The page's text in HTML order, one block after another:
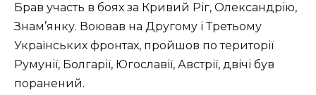
Брав участь в боях за Кривий Ріг, Олександрію,
Знам’янку. Воював на Другому і Третьому
Українських фронтах, пройшов по території
Румунії, Болгарії, Югославії, Австрії, двічі був
поранений.